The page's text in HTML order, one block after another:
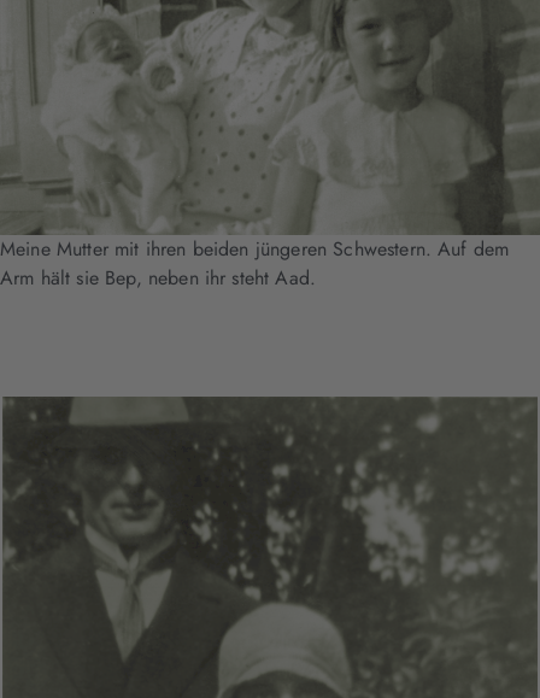
Meine Mutter mit ihren beiden jüngeren Schwestern. Auf dem
Arm hält sie Bep, neben ihr steht Aad.